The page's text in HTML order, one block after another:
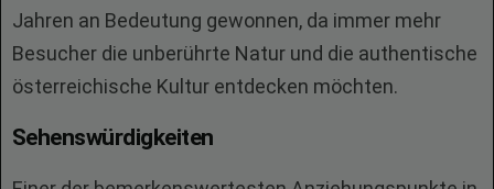
Jahren an Bedeutung gewonnen, da immer mehr
Besucher die unberührte Natur und die authentische
österreichische Kultur entdecken möchten.
Sehenswürdigkeiten